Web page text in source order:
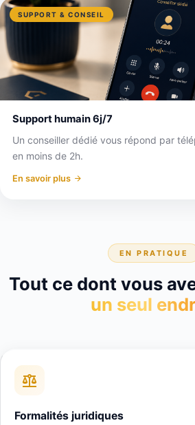
SUPPORT & CONSEIL
Support humain 6j/7
Un conseiller dédié vous répond par
en moins de 2h.
En savoir plus
EN PRATIQUE
Tout ce dont vous
un seul
Formalités juridiques